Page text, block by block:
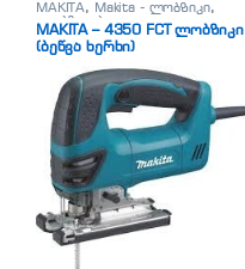
MAKITA, Makita - ლობზიკი,
ლობზიკები
MAKITA – 4350 FCT ლობზიკი
(ბეწვა ხერხი)